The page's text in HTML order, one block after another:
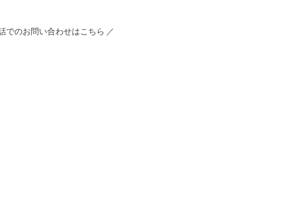
でのお問い合わせはこちら ／